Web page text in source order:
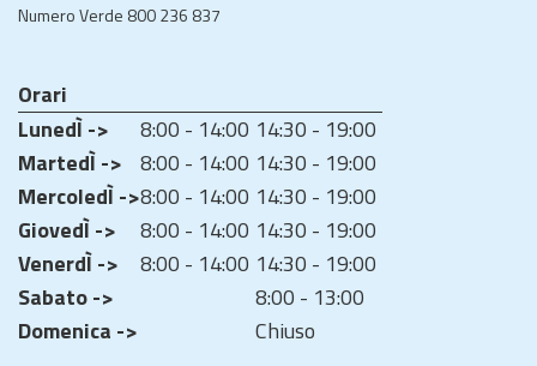
Numero Verde 800 236 837
Orari
LunedÌ ->
8:00 - 14:00 14:30 - 19:00
MartedÌ -> 8:00 - 14:00 14:30 - 19:00
MercoledÌ ->8:00 - 14:00 14:30 - 19:00
GiovedÌ ->
8:00 - 14:00 14:30 - 19:00
VenerdÌ ->
8:00 - 14:00 14:30 - 19:00
Sabato ->
8:00 - 13:00
Domenica ->
Chiuso